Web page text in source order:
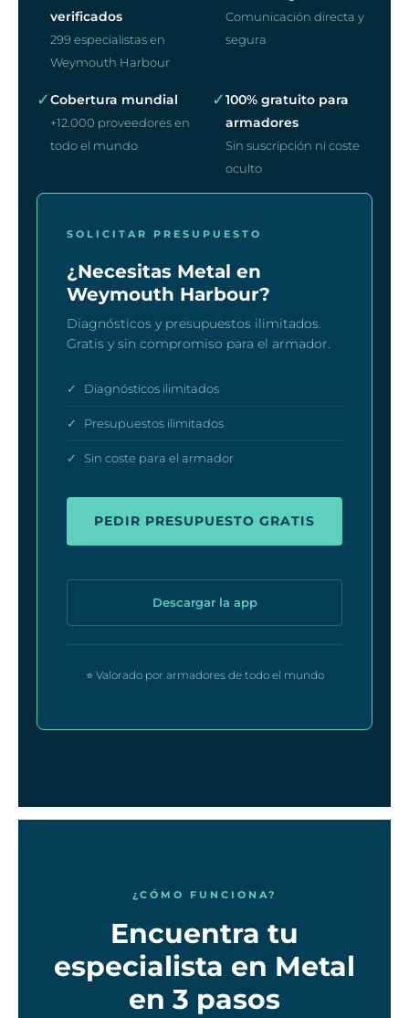
verificados
299 especialistas en
Weymouth Harbour
Comunicación directa y
segura
✓Cobertura mundial
+12.000 proveedores en
todo el mundo
✓100% gratuito para
armadores
Sin suscripción ni coste
oculto
SOLICITAR PRESUPUESTO
¿Necesitas Metal en
Weymouth Harbour?
Diagnósticos y presupuestos ilimitados.
Gratis y sin compromiso para el armador.
✓ Diagnósticos ilimitados
✓ Presupuestos ilimitados
✓ Sin coste para el armador
PEDIR PRESUPUESTO GRATIS
Descargar la app
⭐ Valorado por armadores de todo el mundo
¿CÓMO FUNCIONA?
Encuentra tu
especialista en Metal
en 3 pasos